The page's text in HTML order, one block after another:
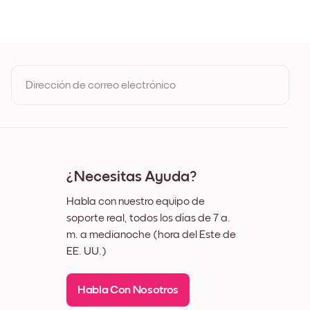
Dirección de correo electrónico
¿Necesitas Ayuda?
Habla con nuestro equipo de
soporte real, todos los días de 7 a.
m. a medianoche (hora del Este de
EE. UU.)
Habla Con Nosotros